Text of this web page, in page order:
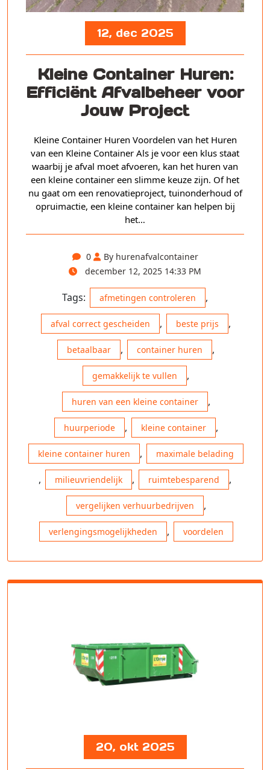
12, dec 2025
Kleine Container Huren:
Efficiënt Afvalbeheer voor
Jouw Project
Kleine Container Huren Voordelen van het Huren
van een Kleine Container Als je voor een klus staat
waarbij je afval moet afvoeren, kan het huren van
een kleine container een slimme keuze zijn. Of het
nu gaat om een renovatieproject, tuinonderhoud of
opruimactie, een kleine container kan helpen bij
het…
0
By hurenafvalcontainer
december 12, 2025 14:33 PM
Tags: afmetingen controleren ,
afval correct gescheiden , beste prijs ,
betaalbaar , container huren ,
gemakkelijk te vullen ,
huren van een kleine container ,
huurperiode , kleine container ,
kleine container huren , maximale belading
, milieuvriendelijk , ruimtebesparend ,
vergelijken verhuurbedrijven ,
verlengingsmogelijkheden , voordelen
20, okt 2025